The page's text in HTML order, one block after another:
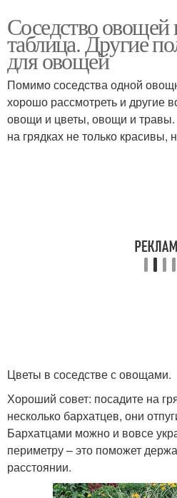
Соседство овощей
таблица. Другие
для овощей
Помимо соседства одной
хорошо рассмотреть и другие
овощи и цветы, овощи и
на грядках не только красивы,
Цветы в соседстве с овощами.
Хороший совет: посадите на
несколько бархатцев, они
Бархатцами можно и вовсе
периметру – это поможет
расстоянии.